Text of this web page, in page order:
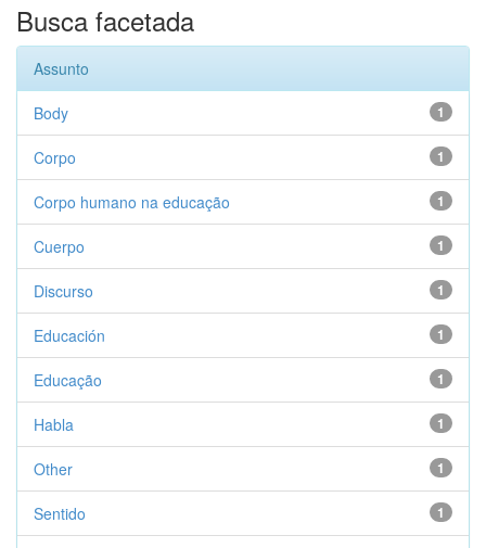
Busca facetada
Assunto
1
Body
1
Corpo
1
Corpo humano na educação
1
Cuerpo
1
Discurso
1
Educación
1
Educação
1
Habla
1
Other
1
Sentido